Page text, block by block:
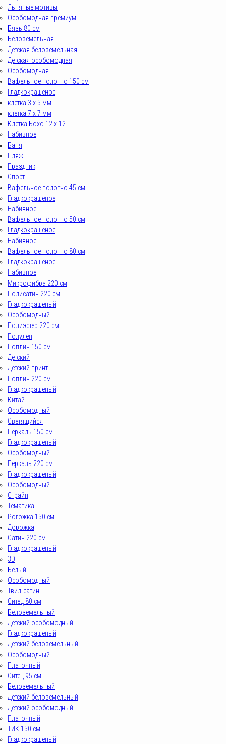
Льняные мотивы
Особомодная премиум
Бязь 80 см
Белоземельная
Детская белоземельная
Детская особомодная
Особомодная
Вафельное полотно 150 см
Гладкокрашеное
клетка 3 х 5 мм
клетка 7 х 7 мм
Клетка Бохо 12 x 12
Набивное
Баня
Пляж
Праздник
Спорт
Вафельное полотно 45 см
Гладкокрашеное
Набивное
Вафельное полотно 50 см
Гладкокрашеное
Набивное
Вафельное полотно 80 см
Гладкокрашеное
Набивное
Микрофибра 220 см
Полисатин 220 см
Гладкокрашеный
Особомодный
Полиэстер 220 см
Полулен
Поплин 150 см
Детский
Детский принт
Поплин 220 см
Гладкокрашеный
Китай
Особомодный
Светящийся
Перкаль 150 см
Гладкокрашеный
Особомодный
Перкаль 220 см
Гладкокрашеный
Особомодный
Страйп
Тематика
Рогожка 150 см
Дорожка
Сатин 220 см
Гладкокрашеный
3D
Белый
Особомодный
Твил-сатин
Ситец 80 см
Белоземельный
Детский особомодный
Гладкокрашеный
Детский белоземельный
Особомодный
Платочный
Ситец 95 см
Белоземельный
Детский белоземельный
Детский особомодный
Платочный
ТИК 150 см
Гладкокрашеный